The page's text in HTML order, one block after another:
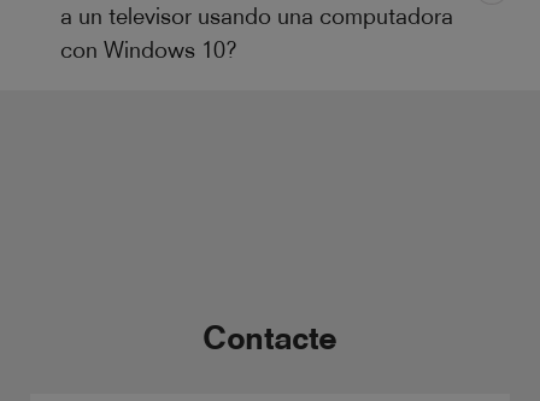
a un televisor usando una computadora
con Windows 10?
Contacte